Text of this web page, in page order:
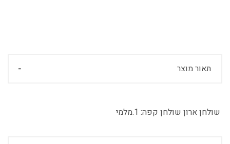
תאור מוצר
שולחן ארון שולחן קפה: 1.מלמי